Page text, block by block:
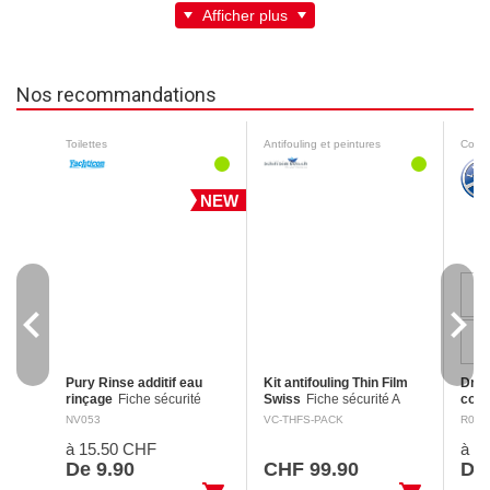
Afficher plus
Nos recommandations
Toilettes
NEW
Pury Rinse additif eau
rinçage Fiche sécurité
Nettoie les réservoirs d'eau
mobiles avec de l'acide
citrique. Assure une odeur
fraîche grâce à l'huile de…
NV053
à 15.50 CHF
De 9.90
Antifouling et peintures
Kit antifouling Thin Film
Swiss Fiche sécurité A
Utilisez les biocides avec
informations avant de les
VC-THFS-PACK
CHF 99.90
relié
R084
à
De
navigate_before navigate_next